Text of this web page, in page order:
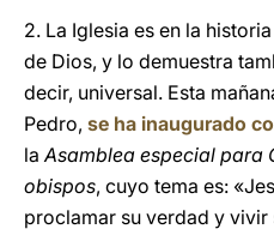
2. La Iglesia es en la
de Dios, y lo demuestra
decir, universal. Esta
Pedro, se ha inaugurado
laAsamblea especial para
obispos, cuyo tema es:
proclamar su verdad y vivir